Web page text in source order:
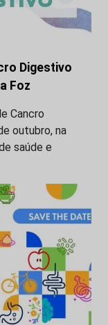
Digestivo
Foz
Cancro
outubro, na
saúde e